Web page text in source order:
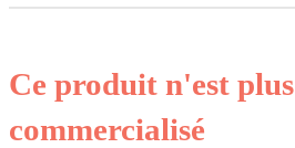
Ce produit n'est plus
commercialisé